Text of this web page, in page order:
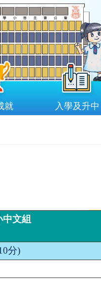
就 入學及升中
文組
分)